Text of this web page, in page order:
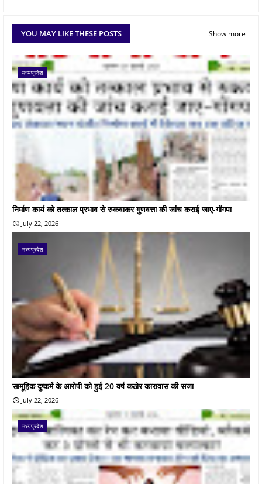
YOU MAY LIKE THESE POSTS Show more
मध्यप्रदेश
निर्माण कार्य को तत्काल प्रभाव से रुकवाकर गुणवत्ता की जांच कराई जाए-गोंगपा
July 22, 2026
मध्यप्रदेश
सामूहिक दुष्कर्म के आरोपी को हुई 20 वर्ष कठोर कारावास की सजा
July 22, 2026
मध्यप्रदेश